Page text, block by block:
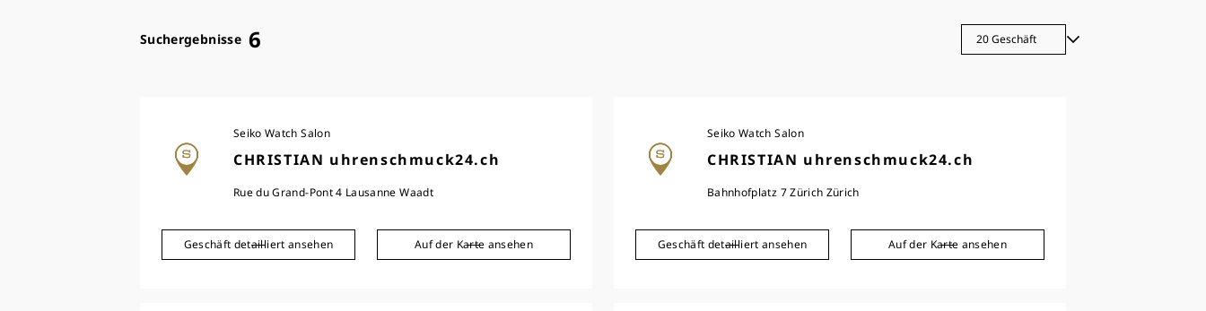
Suchergebnisse 6
Seiko Watch Salon
CHRISTIAN uhrenschmuck24.ch
Rue du Grand-Pont 4 Lausanne Waadt
Geschäft detailliert ansehen Auf der Karte ansehen
Seiko Watch Salon
CHRISTIAN uhrenschmuck24.ch
Bahnhofplatz 7 Zürich Zürich
Geschäft detailliert ansehen Auf der Karte ansehen